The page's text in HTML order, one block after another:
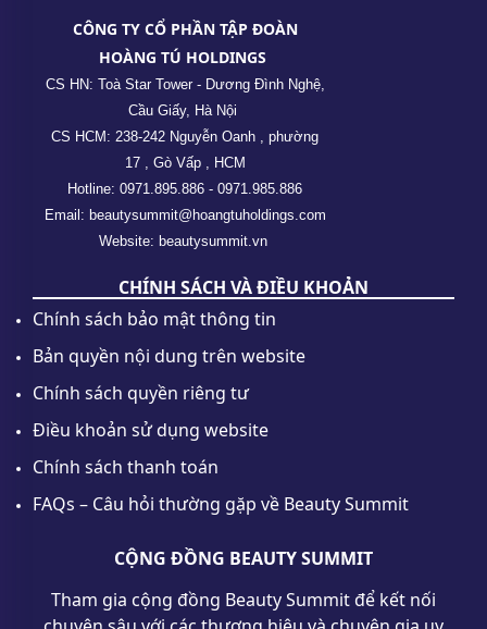
CÔNG TY CỔ PHẦN TẬP ĐOÀN
HOÀNG TÚ HOLDINGS
CS HN: Toà Star Tower - Dương Đình Nghệ,
Cầu Giấy, Hà Nội
CS HCM: 238-242 Nguyễn Oanh , phường
17 , Gò Vấp , HCM
Hotline: 0971.895.886 - 0971.985.886
Email: beautysummit@hoangtuholdings.com
Website: beautysummit.vn
CHÍNH SÁCH VÀ ĐIỀU KHOẢN
Chính sách bảo mật thông tin
Bản quyền nội dung trên website
Chính sách quyền riêng tư
Điều khoản sử dụng website
Chính sách thanh toán
FAQs – Câu hỏi thường gặp về Beauty Summit
CỘNG ĐỒNG BEAUTY SUMMIT
Tham gia cộng đồng Beauty Summit để kết nối